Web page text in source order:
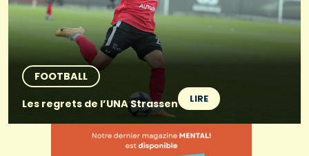
FOOTBALL
Les regrets de l’UNA Strassen
LIRE